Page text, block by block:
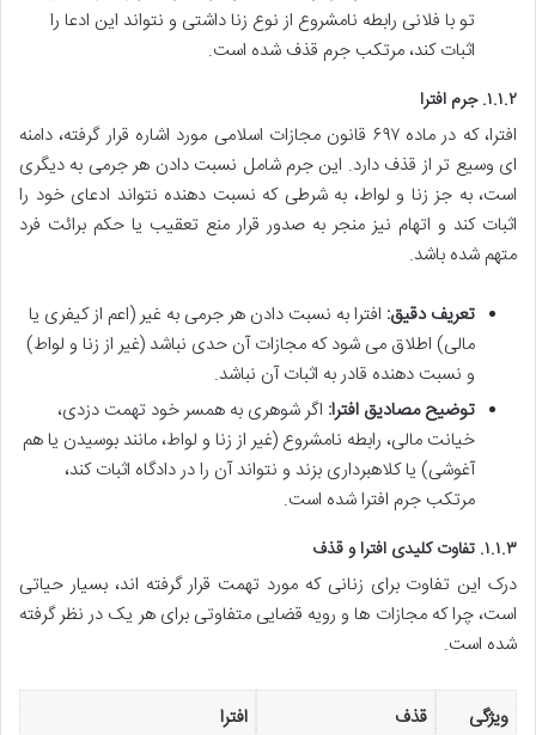
تو با فلانی رابطه نامشروع از نوع زنا داشتی و نتواند این ادعا را
اثبات کند، مرتکب جرم قذف شده است.
۱.۱.۲. جرم افترا
افترا، که در ماده ۶۹۷ قانون مجازات اسلامی مورد اشاره قرار گرفته، دامنه
ای وسیع تر از قذف دارد. این جرم شامل نسبت دادن هر جرمی به دیگری
است، به جز زنا و لواط، به شرطی که نسبت دهنده نتواند ادعای خود را
اثبات کند و اتهام نیز منجر به صدور قرار منع تعقیب یا حکم برائت فرد
متهم شده باشد.
تعریف دقیق: افترا به نسبت دادن هر جرمی به غیر (اعم از کیفری یا
مالی) اطلاق می شود که مجازات آن حدی نباشد (غیر از زنا و لواط)
و نسبت دهنده قادر به اثبات آن نباشد.
توضیح مصادیق افترا: اگر شوهری به همسر خود تهمت دزدی،
خیانت مالی، رابطه نامشروع (غیر از زنا و لواط، مانند بوسیدن یا هم
آغوشی) یا کلاهبرداری بزند و نتواند آن را در دادگاه اثبات کند،
مرتکب جرم افترا شده است.
۱.۱.۳. تفاوت کلیدی افترا و قذف
درک این تفاوت برای زنانی که مورد تهمت قرار گرفته اند، بسیار حیاتی
است، چرا که مجازات ها و رویه قضایی متفاوتی برای هر یک در نظر گرفته
شده است.
ویژگی قذف
افترا